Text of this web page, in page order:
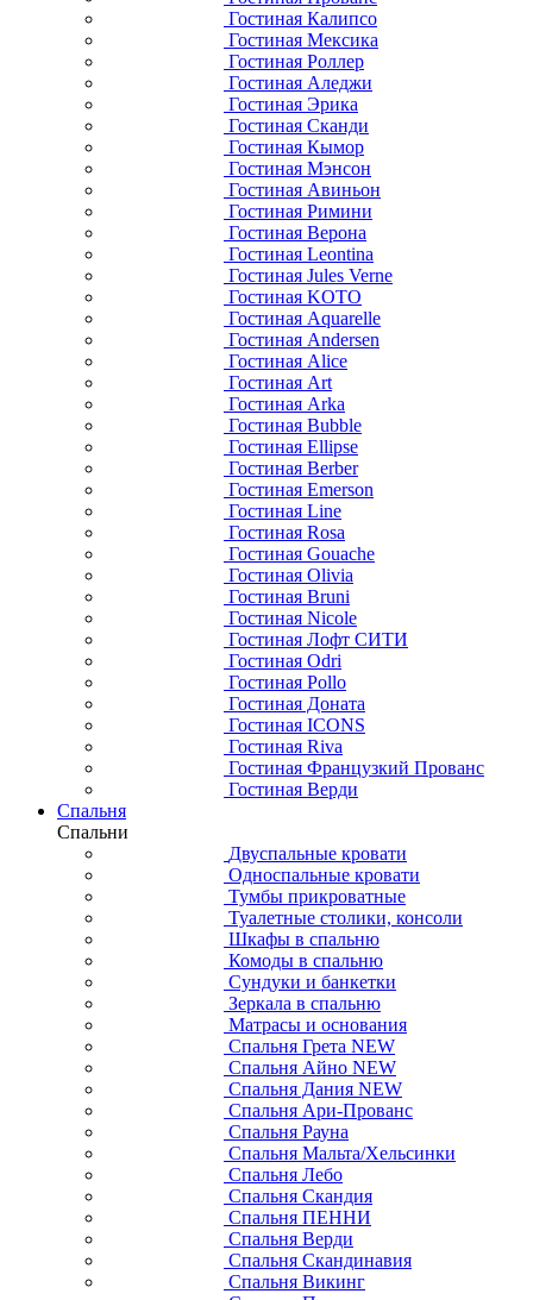
Гостиная Калипсо
Гостиная Мексика
Гостиная Роллер
Гостиная Аледжи
Гостиная Эрика
Гостиная Сканди
Гостиная Кымор
Гостиная Мэнсон
Гостиная Авиньон
Гостиная Римини
Гостиная Верона
Гостиная Leontina
Гостиная Jules Verne
Гостиная KOTO
Гостиная Aquarelle
Гостиная Andersen
Гостиная Alice
Гостиная Art
Гостиная Arka
Гостиная Bubble
Гостиная Ellipse
Гостиная Berber
Гостиная Emerson
Гостиная Line
Гостиная Rosa
Гостиная Gouache
Гостиная Olivia
Гостиная Bruni
Гостиная Nicole
Гостиная Лофт СИТИ
Гостиная Odri
Гостиная Pollo
Гостиная Доната
Гостиная ICONS
Гостиная Riva
Гостиная Французкий Прованс
Гостиная Верди
Спальня
Спальни
Двуспальные кровати
Односпальные кровати
Тумбы прикроватные
Туалетные столики, консоли
Шкафы в спальню
Комоды в спальню
Сундуки и банкетки
Зеркала в спальню
Матрасы и основания
Спальня Грета NEW
Спальня Айно NEW
Спальня Дания NEW
Спальня Ари-Прованс
Спальня Рауна
Спальня Мальта/Хельсинки
Спальня Лебо
Спальня Скандия
Спальня ПЕННИ
Спальня Верди
Спальня Скандинавия
Спальня Викинг